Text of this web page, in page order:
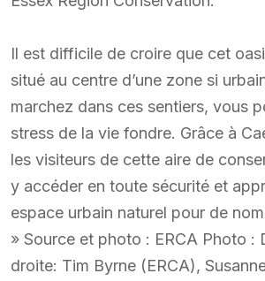
Il est difficile de croire que cet
situé au centre d’une zone si
marchez dans ces sentiers, vous
stress de la vie fondre. Grâce à
les visiteurs de cette aire de
y accéder en toute sécurité et
espace urbain naturel pour de
» Source et photo : ERCA Photo :
droite: Tim Byrne (ERCA),